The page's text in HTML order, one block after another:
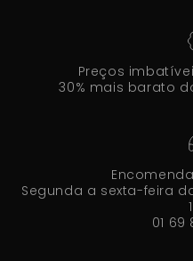
Preços
30% mais barato
Segunda a sexta-feira
01 69